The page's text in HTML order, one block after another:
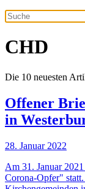
CHD
Die 10 neuesten
Offener
in
28. Januar 2022
Am 31. Januar
Corona-Opfer"